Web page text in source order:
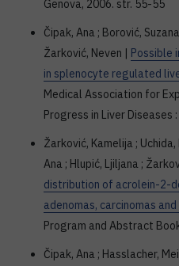
Genova, 2006. str. 55-55
Čipak, Ana ; Borović,
Žarković, Neven | Possible
in splenocyte regulated
Medical Association for
Progress in Liver Diseases
Žarković, Kamelija ;
Ana ; Hlupić, Ljiljana ;
distribution of acrolein-2-
adenomas, carcinomas
Program and Abstract
Čipak, Ana ; Hasslacher,